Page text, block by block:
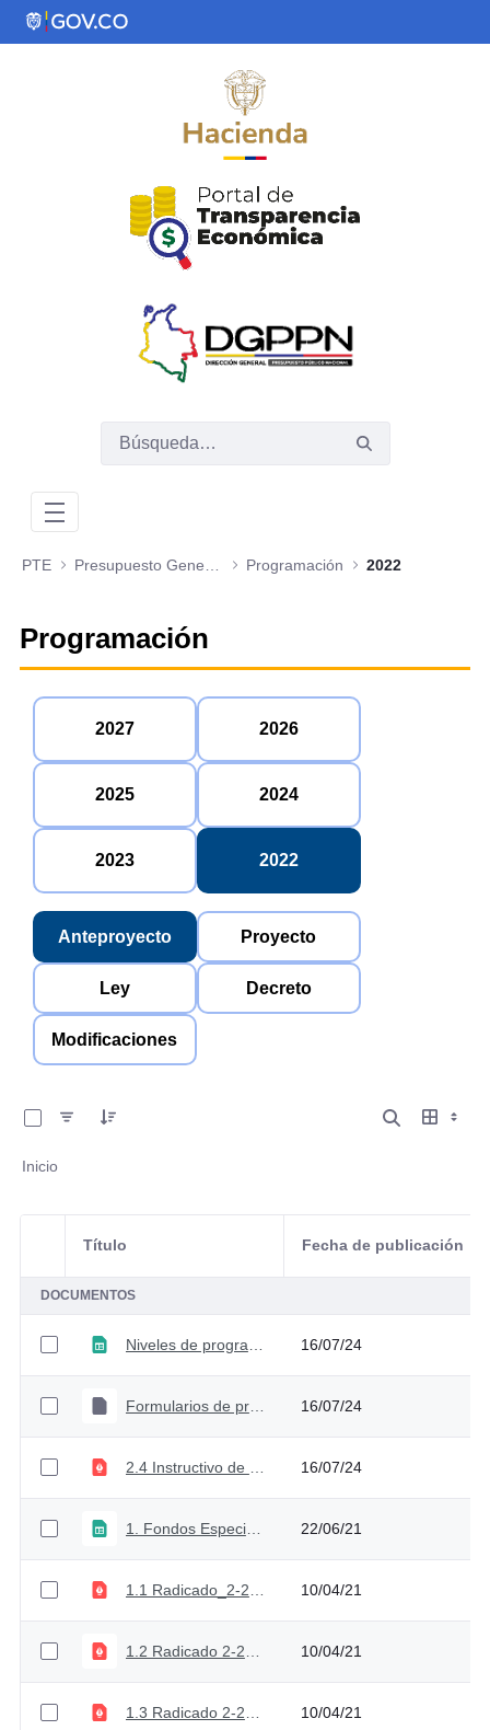
Saltar al contenido principal
PTE Programación 2022
Programación
2027 2026
2025 2024
2023 2022
Anteproyecto Proyecto
Ley Decreto
Modificaciones
Inicio
Selección del elemento
Título Fecha de publicación
DOCUMENTOS
16/07/24
Formularios de programación - Anteproyecto 2022 16/07/24
16/07/24
1. Fondos Especiales 2022 22/06/21
10/04/21
10/04/21
10/04/21